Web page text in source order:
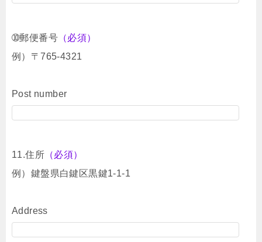
➉郵便番号 （必須）
例）〒765-4321
Post number
11.住所 （必須）
例）鍵盤県白鍵区黒鍵1-1-1
Address